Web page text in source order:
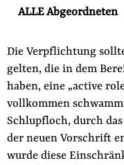
ALLE Abgeordneten
Die Verpflichtung
gelten, die in dem
haben, eine „active
vollkommen
Schlupfloch, durch
der neuen Vorschrift
wurde diese